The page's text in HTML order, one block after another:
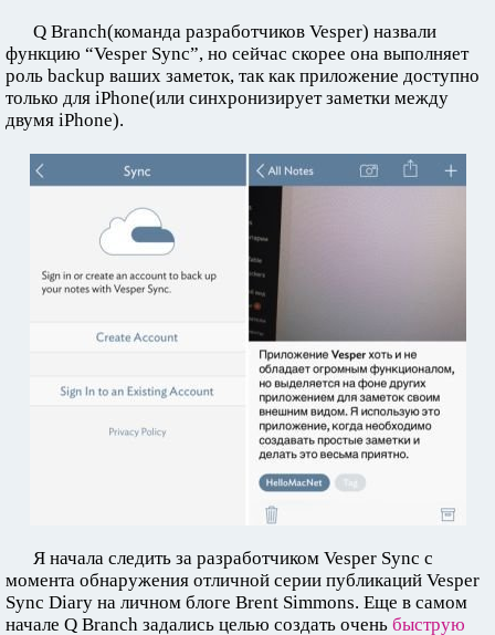
Q Branch(команда разработчиков Vesper) назвали
функцию “Vesper Sync”, но сейчас скорее она выполняет
роль backup ваших заметок, так как приложение доступно
только для iPhone(или синхронизирует заметки между
двумя iPhone).
Я начала следить за разработчиком Vesper Sync с
момента обнаружения отличной серии публикаций Vesper
Sync Diary на личном блоге Brent Simmons. Еще в самом
начале Q Branch задались целью создать очень быструю